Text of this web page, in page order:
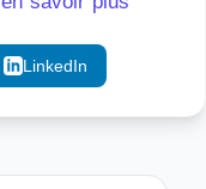
LinkedIn